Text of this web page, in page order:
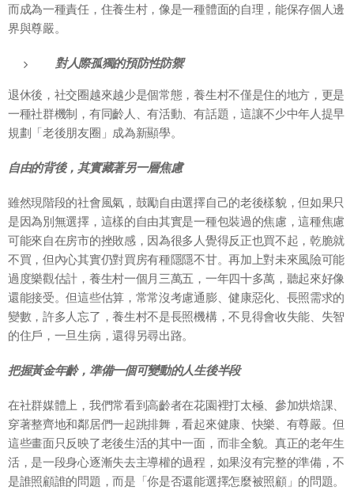
而成為一種責任，住養生村，像是一種體面的自理，能保存個人邊
界與尊嚴。
對人際孤獨的預防性防禦
退休後，社交圈越來越少是個常態，養生村不僅是住的地方，更是
一種社群機制，有同齡人、有活動、有話題，這讓不少中年人提早
規劃「老後朋友圈」成為新顯學。
自由的背後，其實藏著另一層焦慮
雖然現階段的社會風氣，鼓勵自由選擇自己的老後樣貌，但如果只
是因為別無選擇，這樣的自由其實是一種包裝過的焦慮，這種焦慮
可能來自在房市的挫敗感，因為很多人覺得反正也買不起，乾脆就
不買，但內心其實仍對買房有種隱隱不甘。再加上對未來風險可能
過度樂觀估計，養生村一個月三萬五，一年四十多萬，聽起來好像
還能接受。但這些估算，常常沒考慮通膨、健康惡化、長照需求的
變數，許多人忘了，養生村不是長照機構，不見得會收失能、失智
的住戶，一旦生病，還得另尋出路。
把握黃金年齡，準備一個可變動的人生後半段
在社群媒體上，我們常看到高齡者在花園裡打太極、參加烘焙課、
穿著整齊地和鄰居們一起跳排舞，看起來健康、快樂、有尊嚴。但
這些畫面只反映了老後生活的其中一面，而非全貌。真正的老年生
活，是一段身心逐漸失去主導權的過程，如果沒有完整的準備，不
是誰照顧誰的問題，而是「你是否還能選擇怎麼被照顧」的問題。